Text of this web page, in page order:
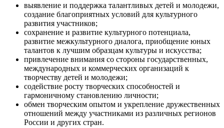
выявление и поддержка талантливых детей и молодежи,
создание благоприятных условий для культурного
развития участников;
сохранение и развитие культурного потенциала,
развитие межкультурного диалога, приобщение юных
талантов к лучшим образцам культуры и искусства;
привлечение внимания со стороны государственных,
международных и коммерческих организаций к
творчеству детей и молодежи;
содействие росту творческих способностей и
гармоничному становлению личности;
обмен творческим опытом и укрепление дружественных
отношений между участниками из различных регионов
России и других стран.